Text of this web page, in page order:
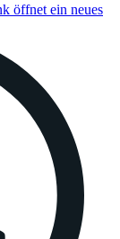
öffnet ein neues